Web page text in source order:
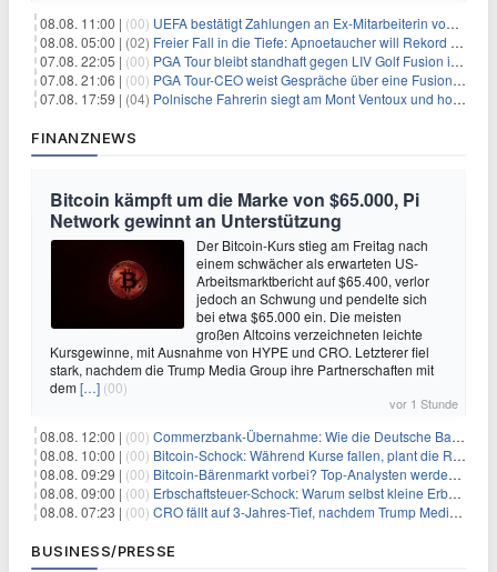
08.08. 11:00 | (00) UEFA bestätigt Zahlungen an Ex-Mitarbeiterin von Infantino
08.08. 05:00 | (02) Freier Fall in die Tiefe: Apnoetaucher will Rekord brechen
07.08. 22:05 | (00) PGA Tour bleibt standhaft gegen LIV Golf Fusion in einem sich wandelnden Sportumfeld
07.08. 21:06 | (00) PGA Tour-CEO weist Gespräche über eine Fusion mit LIV Golf zurück und bekräftigt die Wettbewerbslandschaft
07.08. 17:59 | (04) Polnische Fahrerin siegt am Mont Ventoux und holt Tour-Gelb
FINANZNEWS
Bitcoin kämpft um die Marke von $65.000, Pi
Network gewinnt an Unterstützung
Der Bitcoin-Kurs stieg am Freitag nach
einem schwächer als erwarteten US-
Arbeitsmarktbericht auf $65.400, verlor
jedoch an Schwung und pendelte sich
bei etwa $65.000 ein. Die meisten
großen Altcoins verzeichneten leichte
Kursgewinne, mit Ausnahme von HYPE und CRO. Letzterer fiel
stark, nachdem die Trump Media Group ihre Partnerschaften mit
dem[…] (00)
vor 1 Stunde
08.08. 12:00 | (00) Commerzbank-Übernahme: Wie die Deutsche Bank im Schatten zum großen Gewinner wird
08.08. 10:00 | (00) Bitcoin-Schock: Während Kurse fallen, plant die Regierung die Steuer-Bombe
08.08. 09:29 | (00) Bitcoin-Bärenmarkt vorbei? Top-Analysten werden optimistisch, aber die Geschichte sagt etwas anderes
08.08. 09:00 | (00) Erbschaftsteuer-Schock: Warum selbst kleine Erbschaften den Fiskus Millionen kosten
08.08. 07:23 | (00) CRO fällt auf 3-Jahres-Tief, nachdem Trump Media zwei große Crypto.com-Deals storniert
BUSINESS/PRESSE